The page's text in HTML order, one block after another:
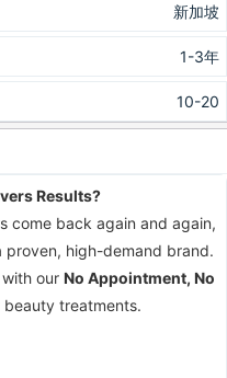
新加坡
1-3年
10-20
Results?
come back again and again,
high-demand brand.
our No Appointment, No
treatments.